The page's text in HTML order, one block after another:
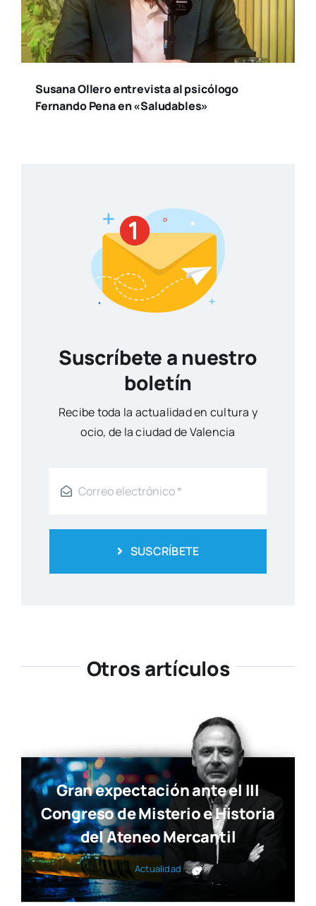
Susana Ollero entrevista al psicólogo
Fernando Pena en «Saludables»
Suscríbete a nuestro
boletín
Reci­be toda la actua­li­dad en cul­tu­ra y
ocio, de la ciu­dad de Valen­cia
SUSCRÍBETE
Otros artículos
Gran expectación ante el III
Congreso de Misterio e Historia
del Ateneo Mercantil
Actua­li­dad